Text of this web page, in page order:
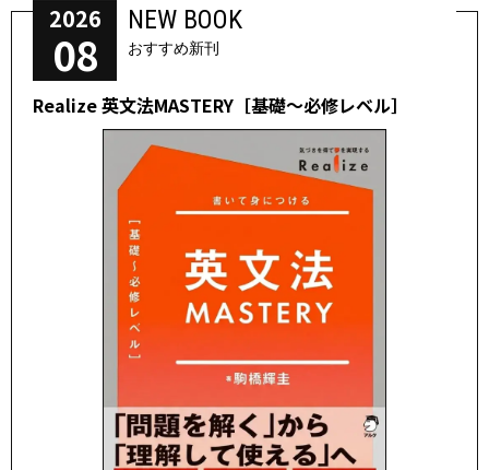
2026
08
NEW BOOK
おすすめ新刊
Realize 英文法MASTERY［基礎～必修レベル］